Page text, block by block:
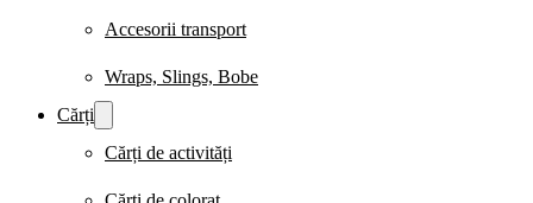
Accesorii transport
Wraps, Slings, Bobe
Cărți
Cărți de activități